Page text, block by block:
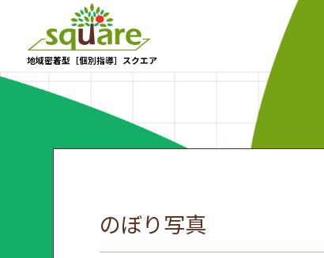
地域密着型［個別指導］スクエア
のぼり写真